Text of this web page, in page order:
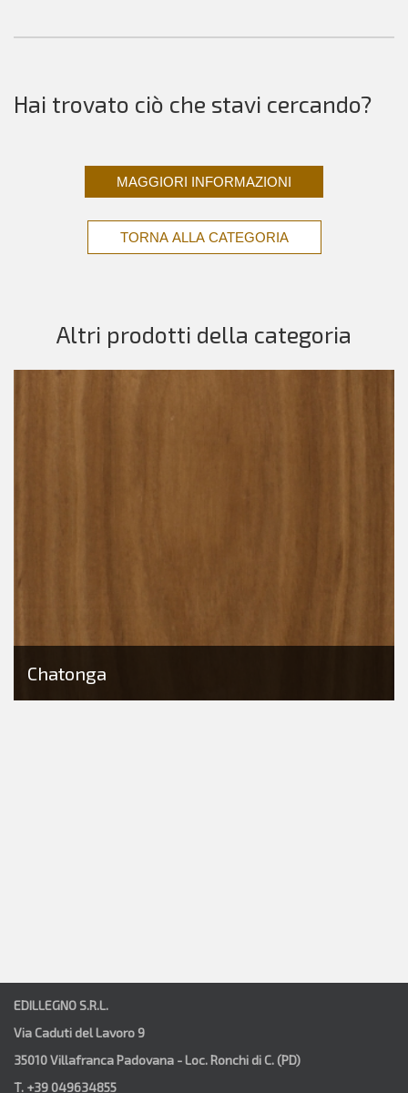
Hai trovato ciò che stavi cercando?
MAGGIORI INFORMAZIONI
TORNA ALLA CATEGORIA
Altri prodotti della categoria
Chatonga
EDILLEGNO S.R.L.
Via Caduti del Lavoro 9
35010 Villafranca Padovana - Loc. Ronchi di C. (PD)
T. +39 049634855